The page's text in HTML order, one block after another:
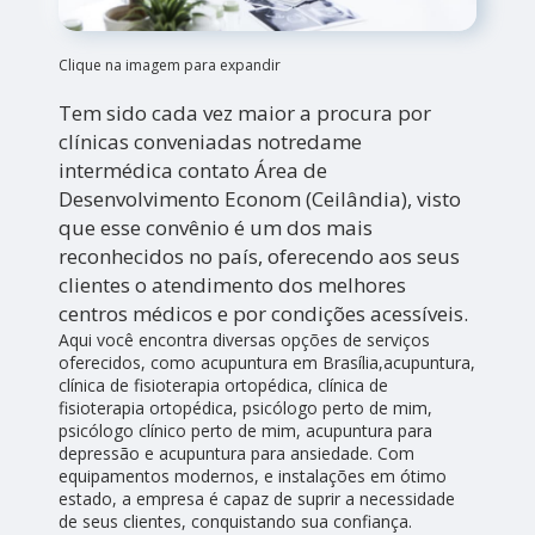
Clique na imagem para expandir
Tem sido cada vez maior a procura por
clínicas conveniadas notredame
intermédica contato Área de
Desenvolvimento Econom (Ceilândia), visto
que esse convênio é um dos mais
reconhecidos no país, oferecendo aos seus
clientes o atendimento dos melhores
centros médicos e por condições acessíveis.
Aqui você encontra diversas opções de serviços
oferecidos, como acupuntura em Brasília,acupuntura,
clínica de fisioterapia ortopédica, clínica de
fisioterapia ortopédica, psicólogo perto de mim,
psicólogo clínico perto de mim, acupuntura para
depressão e acupuntura para ansiedade. Com
equipamentos modernos, e instalações em ótimo
estado, a empresa é capaz de suprir a necessidade
de seus clientes, conquistando sua confiança.